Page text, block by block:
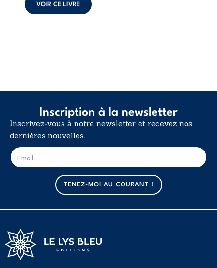
d’existence pour ...
VOIR CE LIVRE
Inscription à la newsletter
Inscrivez-vous à notre newsletter et recevez nos
dernières nouvelles.
m
a
i
l
E
-
m
TENEZ-MOI AU COURANT !